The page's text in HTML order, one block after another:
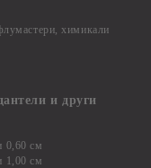
химикали
и други
0,60 см
1,00 см